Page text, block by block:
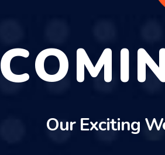
Our Exciting